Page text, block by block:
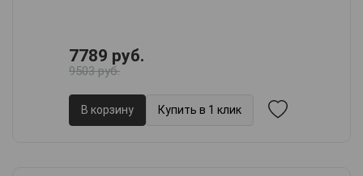
7789 руб.
9503 руб.
В корзину Купить в 1 клик